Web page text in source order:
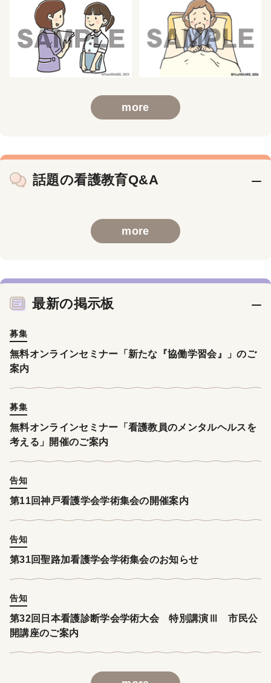
more
話題の看護教育Q&A
more
最新の掲示板
募集
無料オンラインセミナー「新たな『協働学習会』」のご
案内
募集
無料オンラインセミナー「看護教員のメンタルヘルスを
考える」開催のご案内
告知
第11回神戸看護学会学術集会の開催案内
告知
第31回聖路加看護学会学術集会のお知らせ
告知
第32回日本看護診断学会学術大会 特別講演Ⅲ 市民公
開講座のご案内